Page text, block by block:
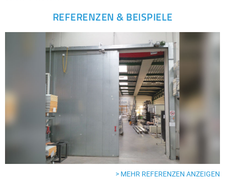
REFERENZEN & BEISPIELE
> MEHR REFERENZEN ANZEIGEN